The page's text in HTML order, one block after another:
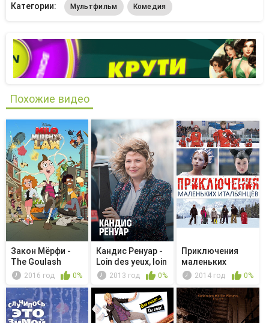
Категории:
Мультфильм Комедия
Похожие видео
Закон Мёрфи -
The Goulash
Legacy/The ...
2016 год 0%
Кандис Ренуар -
Loin des yeux, loin
d... 2013 год 0%
Приключения
маленьких
итальянцев
2014 год 0%